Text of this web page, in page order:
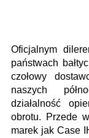
Oficjalnym
państwach
czołowy
naszych
działalność
obrotu. Przede
marek jak Case